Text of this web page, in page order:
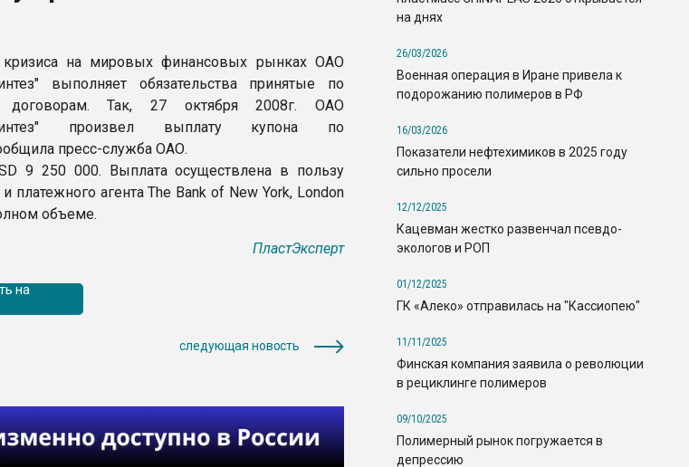
кризиса на мировых финансовых рынках ОАО
выполняет обязательства принятые по
договорам. Так, 27 октября 2008г. ОАО
произвел выплату купона по
пресс-служба ОАО.
9 250 000. Выплата осуществлена в пользу
платежного агента The Bank of New York, London
объеме.
ПластЭксперт
на
следующая новость
на днях
26/03/2026
Военная операция в Иране привела к
подорожанию полимеров в РФ
16/03/2026
Показатели нефтехимиков в 2025 году
сильно просели
12/12/2025
Кацевман жестко развенчал псевдо-
экологов и РОП
01/12/2025
ГК «Алеко» отправилась на "Кассиопею"
11/11/2025
Финская компания заявила о революции
в рециклинге полимеров
09/10/2025
Полимерный рынок погружается в
депрессию